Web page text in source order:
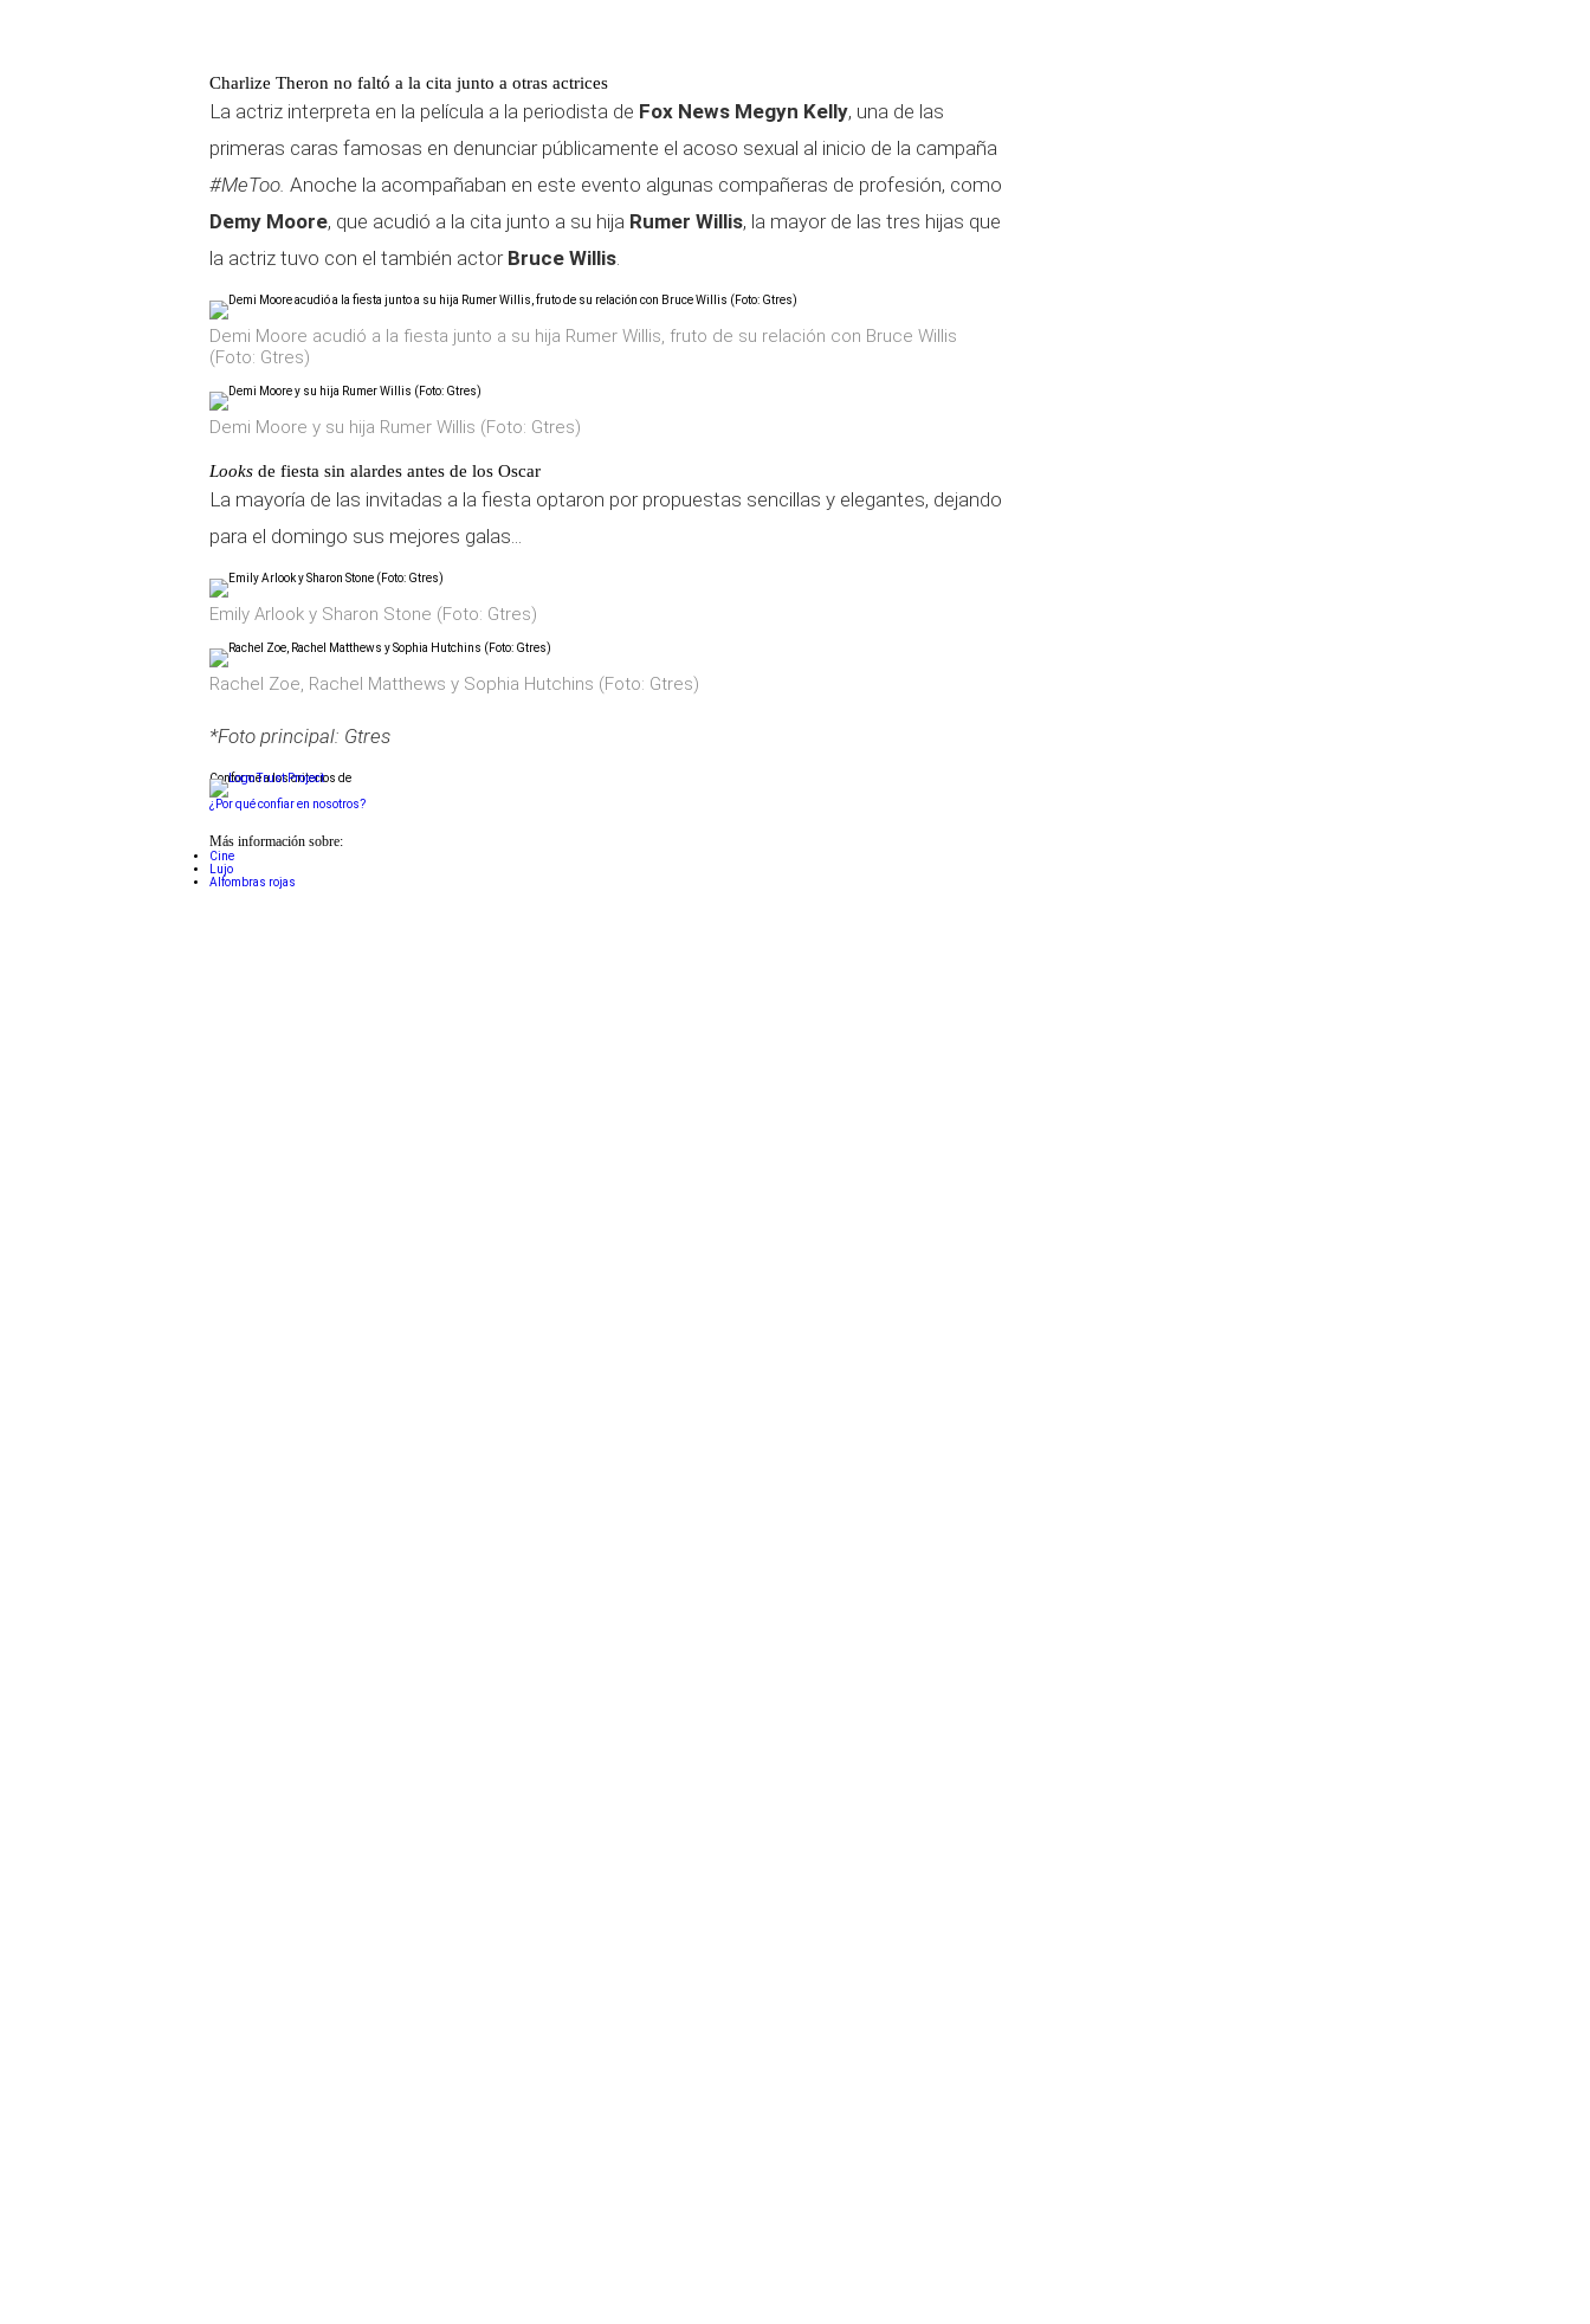
Charlize Theron no faltó a la cita junto a otras actrices
La actriz interpreta en la película a la periodista de Fox News Megyn Kelly, una de las
primeras caras famosas en denunciar públicamente el acoso sexual al inicio de la campaña
#MeToo. Anoche la acompañaban en este evento algunas compañeras de profesión, como
Demy Moore, que acudió a la cita junto a su hija Rumer Willis, la mayor de las tres hijas que
la actriz tuvo con el también actor Bruce Willis.
Demi Moore acudió a la fiesta junto a su hija Rumer Willis, fruto de su relación con Bruce Willis
(Foto: Gtres)
Demi Moore y su hija Rumer Willis (Foto: Gtres)
Looks de fiesta sin alardes antes de los Oscar
La mayoría de las invitadas a la fiesta optaron por propuestas sencillas y elegantes, dejando
para el domingo sus mejores galas...
Emily Arlook y Sharon Stone (Foto: Gtres)
Rachel Zoe, Rachel Matthews y Sophia Hutchins (Foto: Gtres)
*Foto principal: Gtres
Conforme a los criterios de
¿Por qué confiar en nosotros?
Más información sobre:
Cine
Lujo
Alfombras rojas